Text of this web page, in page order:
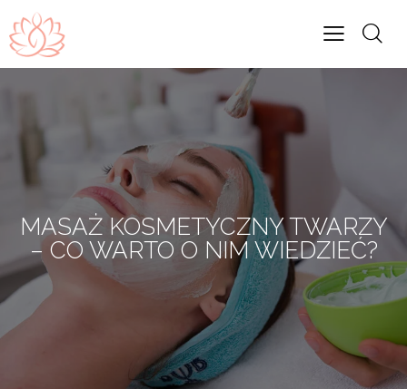
MASAŻ KOSMETYCZNY TWARZY
– CO WARTO O NIM WIEDZIEĆ?